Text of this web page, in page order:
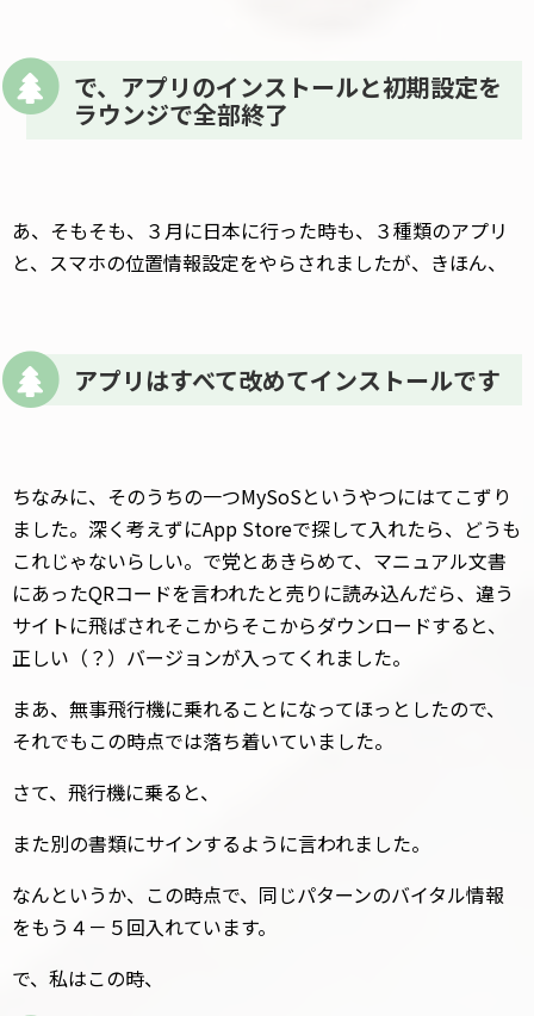
で、アプリのインストールと初期設定を
ラウンジで全部終了
あ、そもそも、３月に日本に行った時も、３種類のアプリ
と、スマホの位置情報設定をやらされましたが、きほん、
アプリはすべて改めてインストールです
ちなみに、そのうちの一つMySoSというやつにはてこずり
ました。深く考えずにApp Storeで探して入れたら、どうも
これじゃないらしい。で党とあきらめて、マニュアル文書
にあったQRコードを言われたと売りに読み込んだら、違う
サイトに飛ばされそこからそこからダウンロードすると、
正しい（？）バージョンが入ってくれました。
まあ、無事飛行機に乗れることになってほっとしたので、
それでもこの時点では落ち着いていました。
さて、飛行機に乗ると、
また別の書類にサインするように言われました。
なんというか、この時点で、同じパターンのバイタル情報
をもう４－５回入れています。
で、私はこの時、